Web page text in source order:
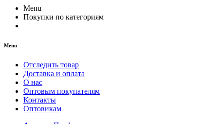
Menu
Покупки по категориям
Menu
Отследить товар
Доставка и оплата
О нас
Оптовым покупателям
Контакты
Оптовикам